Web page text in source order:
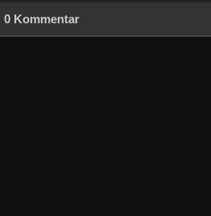
0 Kommentar